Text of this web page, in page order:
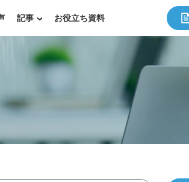
記事 お役立ち資料